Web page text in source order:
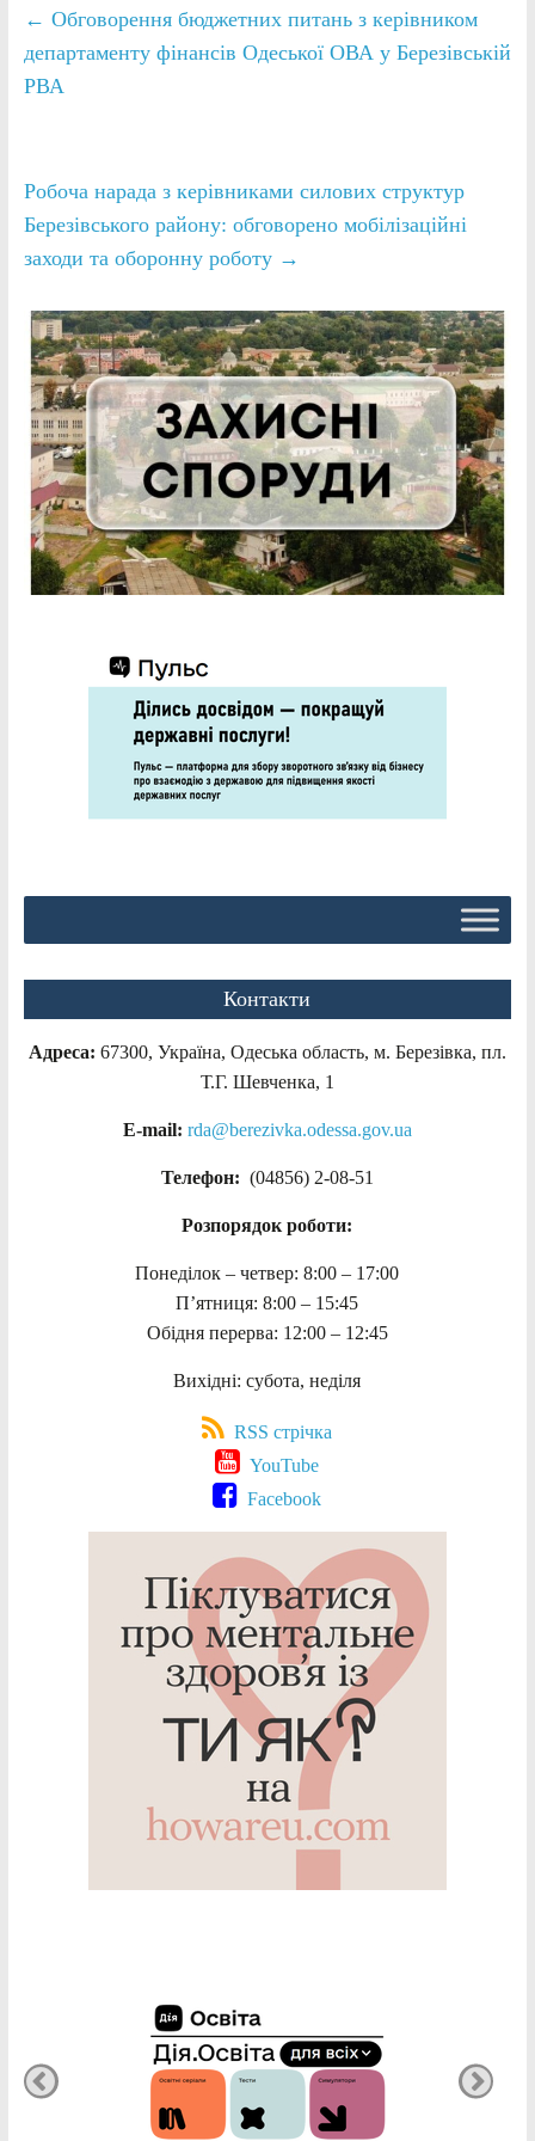
← Обговорення бюджетних питань з керівником
департаменту фінансів Одеської ОВА у Березівській
РВА
Робоча нарада з керівниками силових структур
Березівського району: обговорено мобілізаційні
заходи та оборонну роботу →
Контакти
Адреса: 67300, Україна, Одеська область, м. Березівка, пл.
Т.Г. Шевченка, 1
E-mail: rda@berezivka.odessa.gov.ua
Телефон: (04856) 2-08-51
Розпорядок роботи:
Понеділок – четвер: 8:00 – 17:00
П’ятниця: 8:00 – 15:45
Обідня перерва: 12:00 – 12:45
Вихідні: субота, неділя
RSS стрічка
YouTube
Facebook